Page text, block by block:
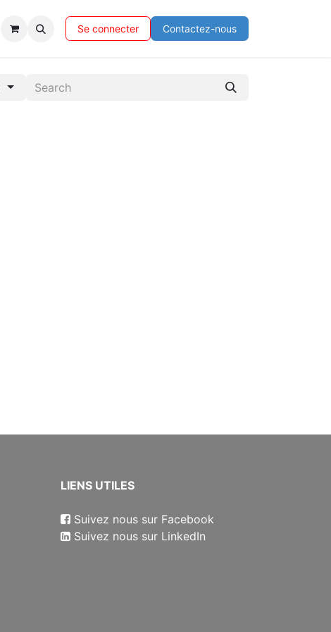
Se connecter Contactez-nous
​LIENS UTILES
Suivez nous sur Facebook
Suivez nous sur LinkedIn